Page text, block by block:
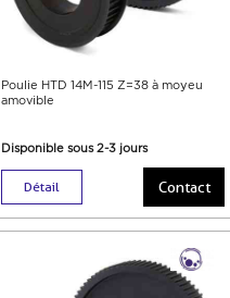
Poulie HTD 14M-115 Z=38 à moyeu
amovible
Disponible sous 2-3 jours
Détail Contact